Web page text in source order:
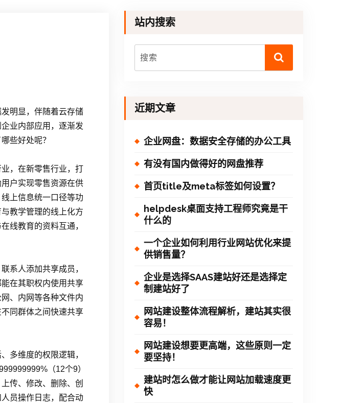
明显，伴随着云存储
业内部应用，逐渐发
些好处呢？
，在新零售行业，打
户实现零售资源在供
上信息统一口径等功
教学管理的线上化方
线教育的资料互通，
系人添加共享成员，
在其职权内使用共享
、内网等各种文件内
同群体之间快速共享
多维度的权限逻辑，
（12个9）
传、修改、删除、创
员操作日志，配合动
站内搜索
近期文章
企业网盘：数据安全存储的办公工具
有没有国内做得好的网盘推荐
首页title及meta标签如何设置？
helpdesk桌面支持工程师究竟是干
什么的
一个企业如何利用行业网站优化来提
供销售量？
企业是选择SAAS建站好还是选择定
制建站好了
网站建设整体流程解析，建站其实很
容易！
网站建设想要更高端，这些原则一定
要坚持！
建站时怎么做才能让网站加载速度更
快